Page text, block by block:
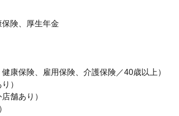
険、厚生年金
康保険、雇用保険、介護保険／40歳以上）
）
舗あり）